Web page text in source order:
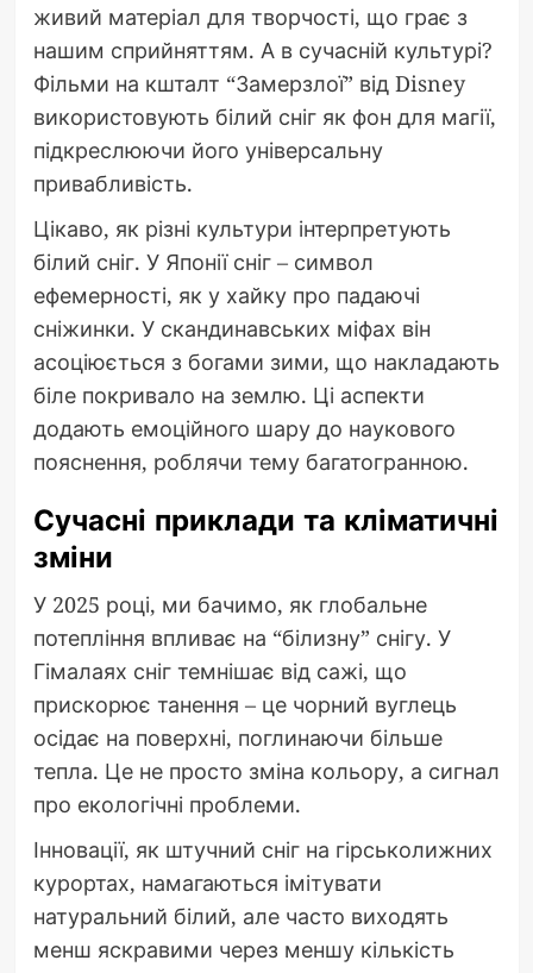
живий матеріал для творчості, що грає з
нашим сприйняттям. А в сучасній культурі?
Фільми на кшталт “Замерзлої” від Disney
використовують білий сніг як фон для магії,
підкреслюючи його універсальну
привабливість.
Цікаво, як різні культури інтерпретують
білий сніг. У Японії сніг – символ
ефемерності, як у хайку про падаючі
сніжинки. У скандинавських міфах він
асоціюється з богами зими, що накладають
біле покривало на землю. Ці аспекти
додають емоційного шару до наукового
пояснення, роблячи тему багатогранною.
Сучасні приклади та кліматичні
зміни
У 2025 році, ми бачимо, як глобальне
потепління впливає на “білизну” снігу. У
Гімалаях сніг темнішає від сажі, що
прискорює танення – це чорний вуглець
осідає на поверхні, поглинаючи більше
тепла. Це не просто зміна кольору, а сигнал
про екологічні проблеми.
Інновації, як штучний сніг на гірськолижних
курортах, намагаються імітувати
натуральний білий, але часто виходять
менш яскравими через меншу кількість